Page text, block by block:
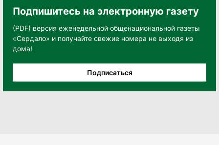
Подпишитесь на электронную газету
(PDF) версия еженедельной общенациональной газеты
«Сердало» и получайте свежие номера не выходя из
дома!
Подписаться